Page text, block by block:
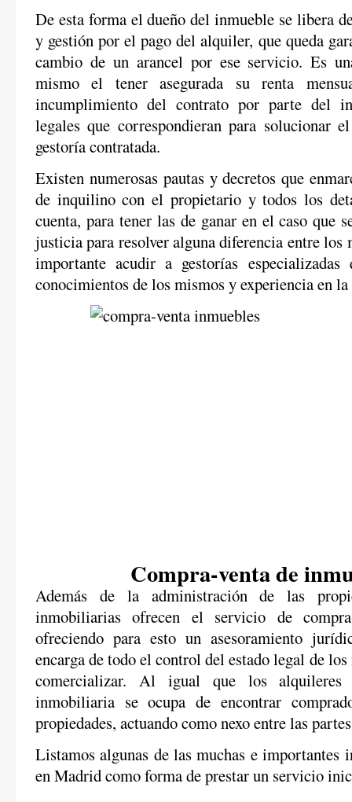
De esta forma el dueño del inmueble se libera
y gestión por el pago del alquiler, que queda
cambio de un arancel por ese servicio. Es
mismo el tener asegurada su renta
incumplimiento del contrato por parte del
legales que correspondieran para solucionar
gestoría contratada.
Existen numerosas pautas y decretos que
de inquilino con el propietario y todos los
cuenta, para tener las de ganar en el caso que
justicia para resolver alguna diferencia entre los
importante acudir a gestorías especializadas
conocimientos de los mismos y experiencia en
Compra-venta de
Además de la administración de las
inmobiliarias ofrecen el servicio de
ofreciendo para esto un asesoramiento
encarga de todo el control del estado legal de los
comercializar. Al igual que los
inmobiliaria se ocupa de encontrar
propiedades, actuando como nexo entre las
Listamos algunas de las muchas e importantes
en Madrid como forma de prestar un servicio